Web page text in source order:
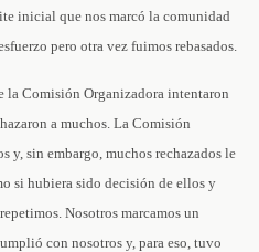
inicial que nos marcó la comunidad
pero otra vez fuimos rebasados.
la Comisión Organizadora intentaron
a muchos. La Comisión
y, sin embargo, muchos rechazados le
si hubiera sido decisión de ellos y
Nosotros marcamos un
con nosotros y, para eso, tuvo